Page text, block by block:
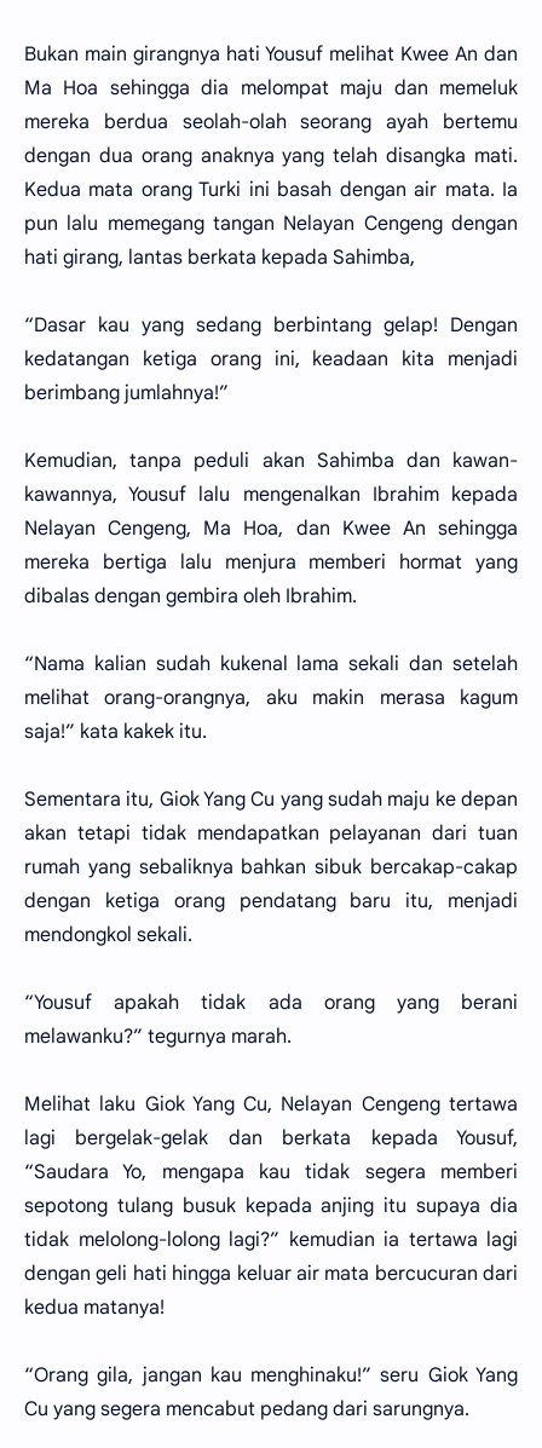
Bukan main girangnya hati Yousuf melihat Kwee An dan
Ma Hoa sehingga dia melompat maju dan memeluk
mereka berdua seolah-olah seorang ayah bertemu
dengan dua orang anaknya yang telah disangka mati.
Kedua mata orang Turki ini basah dengan air mata. Ia
pun lalu memegang tangan Nelayan Cengeng dengan
hati girang, lantas berkata kepada Sahimba,
“Dasar kau yang sedang berbintang gelap! Dengan
kedatangan ketiga orang ini, keadaan kita menjadi
berimbang jumlahnya!”
Kemudian, tanpa peduli akan Sahimba dan kawan-
kawannya, Yousuf lalu mengenalkan Ibrahim kepada
Nelayan Cengeng, Ma Hoa, dan Kwee An sehingga
mereka bertiga lalu menjura memberi hormat yang
dibalas dengan gembira oleh Ibrahim.
“Nama kalian sudah kukenal lama sekali dan setelah
melihat orang-orangnya, aku makin merasa kagum
saja!” kata kakek itu.
Sementara itu, Giok Yang Cu yang sudah maju ke depan
akan tetapi tidak mendapatkan pelayanan dari tuan
rumah yang sebaliknya bahkan sibuk bercakap-cakap
dengan ketiga orang pendatang baru itu, menjadi
mendongkol sekali.
“Yousuf apakah tidak ada orang yang berani
melawanku?” tegurnya marah.
Melihat laku Giok Yang Cu, Nelayan Cengeng tertawa
lagi bergelak-gelak dan berkata kepada Yousuf,
“Saudara Yo, mengapa kau tidak segera memberi
sepotong tulang busuk kepada anjing itu supaya dia
tidak melolong-lolong lagi?” kemudian ia tertawa lagi
dengan geli hati hingga keluar air mata bercucuran dari
kedua matanya!
“Orang gila, jangan kau menghinaku!” seru Giok Yang
Cu yang segera mencabut pedang dari sarungnya.